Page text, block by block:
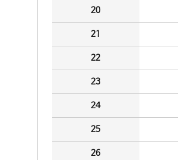
20
21
22
23
24
25
26